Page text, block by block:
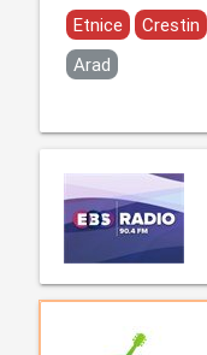
Etnice
Crestin
Arad